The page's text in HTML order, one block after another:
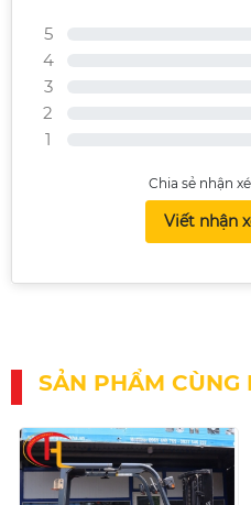
5
4
3
2
1
Chia sẻ nhận
Viết nhận
SẢN PHẨM CÙNG